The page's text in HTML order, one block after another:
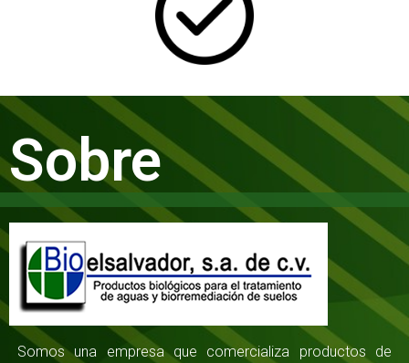
BENEFICIOS
Productos biológicos totalmente amigables con el medio
ambiente. Tratamos todas sus tuberías de aguas negras y
aguas grasas de su casa o empresa.
Sobre
Somos una empresa que comercializa productos de